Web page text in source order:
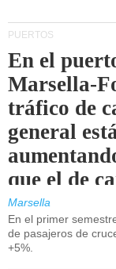
PUERTOS
En el
Marsella-
tráfico de
general
que el de
granel está
Marsella
En el primer
de pasajeros de
+5%.